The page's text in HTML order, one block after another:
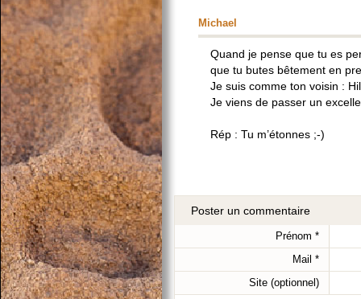
Michael
Quand je pense que tu es
que tu butes bêtement en
Je suis comme ton voisin :
Je viens de passer un
Rép : Tu m’étonnes ;-)
Poster un commentaire
Prénom *
Mail *
Site (optionnel)